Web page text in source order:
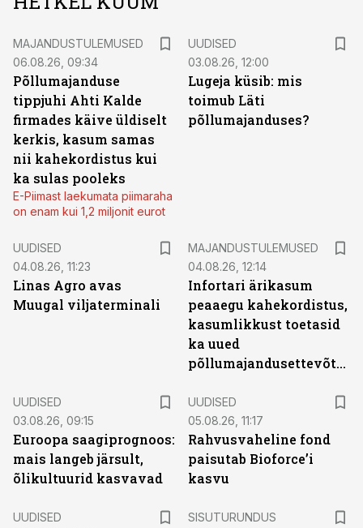
MAJANDUSTULEMUSED
06.08.26, 09:34
Põllumajanduse
tippjuhi Ahti Kalde
firmades käive üldiselt
kerkis, kasum samas
nii kahekordistus kui
ka sulas pooleks
E-Piimast laekumata piimaraha
on enam kui 1,2 miljonit eurot
UUDISED
03.08.26, 12:00
Lugeja küsib: mis
toimub Läti
põllumajanduses?
UUDISED
04.08.26, 11:23
Linas Agro avas
Muugal viljaterminali
MAJANDUSTULEMUSED
04.08.26, 12:14
Infortari ärikasum
peaaegu kahekordistus,
kasumlikkust toetasid
ka uued
põllumajandusettevõtted
UUDISED
03.08.26, 09:15
Euroopa saagiprognoos:
mais langeb järsult,
õlikultuurid kasvavad
UUDISED
05.08.26, 11:17
Rahvusvaheline fond
paisutab Bioforce’i
kasvu
UUDISED
SISUTURUNDUS